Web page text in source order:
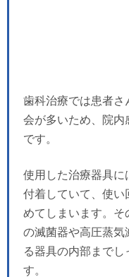
歯科治療では患者さ
会が多いため、院内
です。
使用した治療器具に
付着していて、使い
めてしまいます。そ
の滅菌器や高圧蒸気
る器具の内部までし
す。